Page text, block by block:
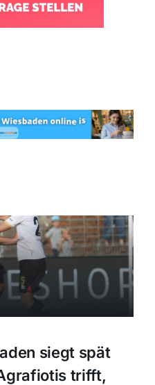
siegt spät
trifft,